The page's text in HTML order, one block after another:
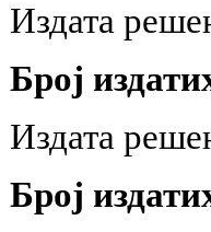
Издата
Број
Издата
Број